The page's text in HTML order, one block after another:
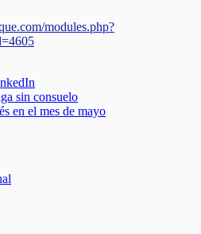
modules.php?
sin consuelo
en el mes de mayo